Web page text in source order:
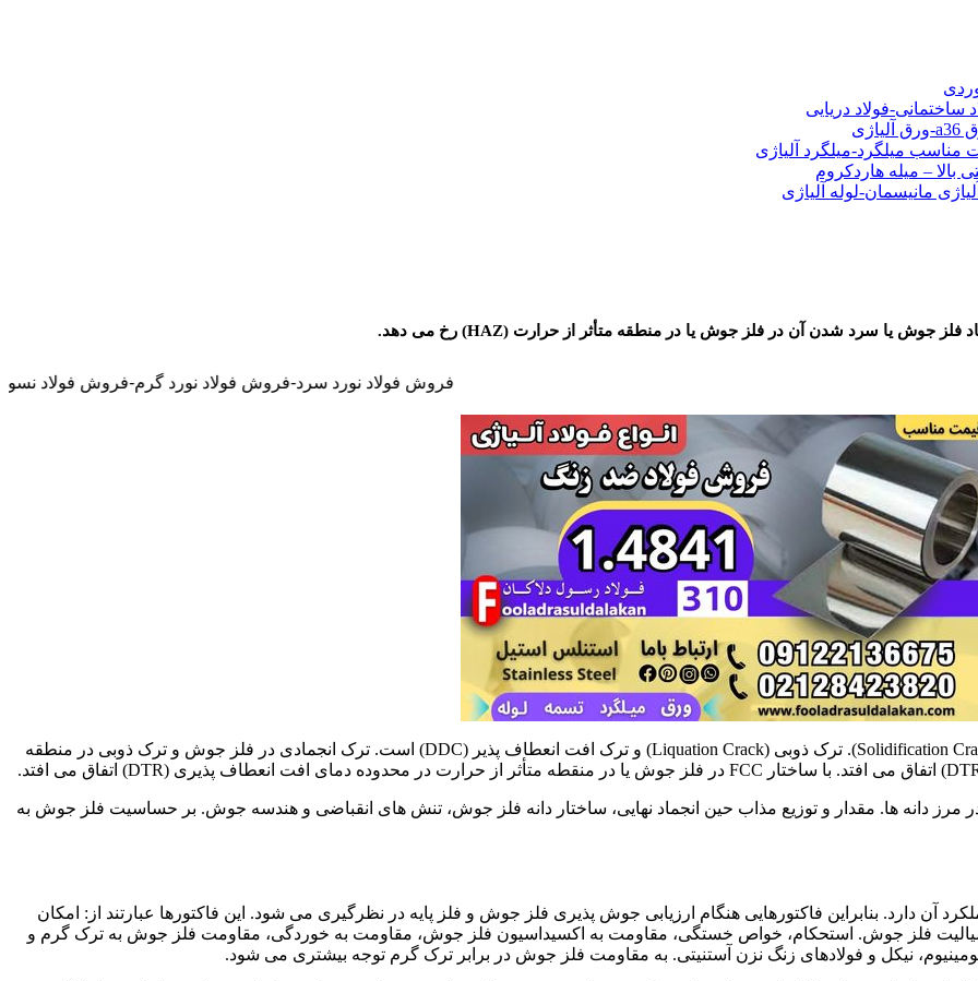
ساختمانی-فولاد دریایی
مناسب میلگرد-میلگرد آلیاژی
– میله هاردکروم
مانیسمان-لوله آلیاژی
فروش فولاد نورد سرد-فروش فولاد نورد گرم-فروش فولاد نسوز-فروش فولاد ضد
و بر اساس محل و دماهای تشکیل آن دارای سه نوع ترک انجمادی (Solidification Crack). ترک ذوبی (Liquation Crack) و ترک افت انعطاف پذیر (DDC) است. ترک انجمادی در فلز جوش و ترک ذوبی در منطقه
مرز دانه ها. مقدار و توزیع مذاب حین انجماد نهایی، ساختار دانه فلز جوش، تنش های انقباضی و هندسه جوش. بر حساسیت فلز جوش به
بنابراین فاکتورهایی هنگام ارزیابی جوش پذیری فلز جوش و فلز پایه در نظرگیری می شود. این فاکتورها عبارتند از: امکان
فلز جوش. استحکام، خواص خستگی، مقاومت به اکسیداسیون فلز جوش، مقاومت به خوردگی، مقاومت فلز جوش به ترک گرم و